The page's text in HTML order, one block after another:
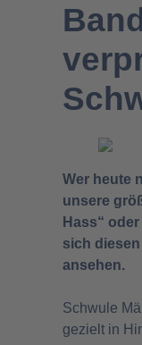
Wer heute
unsere
Hass“
sich
ansehen.
Schwule
gezielt in